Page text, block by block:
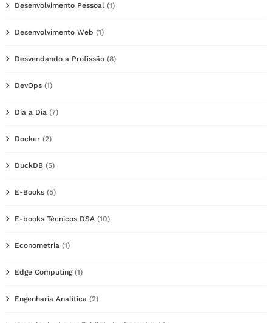
Desenvolvimento Pessoal (1)
Desenvolvimento Web (1)
Desvendando a Profissão (8)
DevOps (1)
Dia a Dia (7)
Docker (2)
DuckDB (5)
E-Books (5)
E-books Técnicos DSA (10)
Econometria (1)
Edge Computing(1)
Engenharia Analítica (2)